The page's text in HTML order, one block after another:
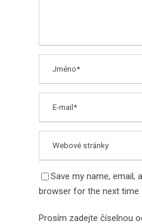
Save my name, email,
browser for the next time
Prosím zadejte číselnou